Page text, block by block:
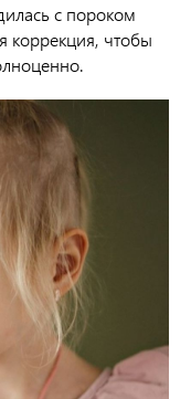
с пороком
коррекция, чтобы